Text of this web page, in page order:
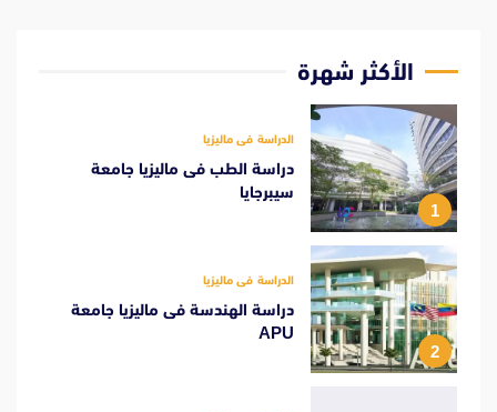
الأكثر شهرة
1
الدراسة فى ماليزيا
دراسة الطب فى ماليزيا جامعة
سيبرجايا
2
الدراسة فى ماليزيا
دراسة الهندسة فى ماليزيا جامعة
APU